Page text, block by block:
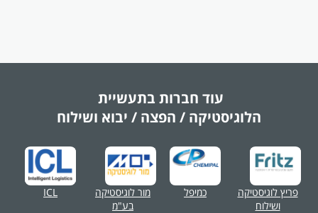
עוד חברות בתעשיית
הלוגיסטיקה / הפצה / יבוא ושילוח
פריץ לוגיסטיקה
ושילוח
כמיפל
מור לוגיסטיקה
בע"מ
ICL